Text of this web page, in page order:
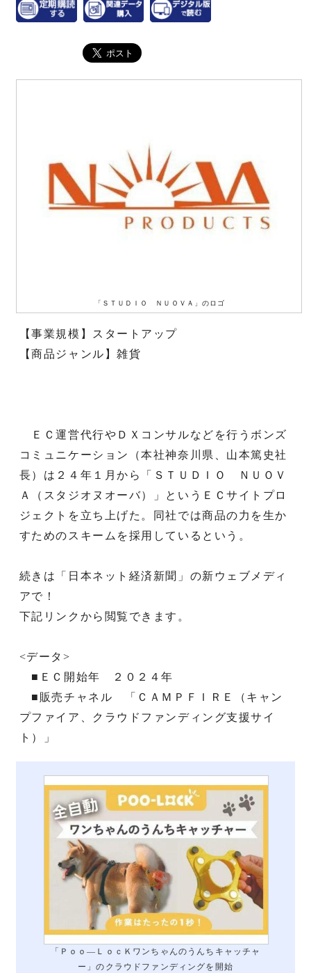
「ＳＴＵＤＩＯ ＮＵＯＶＡ」のロゴ
【事業規模】スタートアップ
【商品ジャンル】雑貨
ＥＣ運営代行やＤＸコンサルなどを行うボンズ
コミュニケーション（本社神奈川県、山本篤史社
長）は２４年１月から「ＳＴＵＤＩＯ ＮＵＯＶ
Ａ（スタジオヌオーバ）」というＥＣサイトプロ
ジェクトを立ち上げた。同社では商品の力を生か
すためのスキームを採用しているという。
続きは「日本ネット経済新聞」の新ウェブメディ
アで！
下記リンクから閲覧できます。
<データ>
■ＥＣ開始年 ２０２４年
■販売チャネル 「ＣＡＭＰＦＩＲＥ（キャン
プファイア、クラウドファンディング支援サイ
ト）」
「Ｐｏｏ―ＬｏｃＫワンちゃんのうんちキャッチャ
ー」のクラウドファンディングを開始